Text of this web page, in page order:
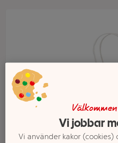
Vi jobbar
Vi använder kakor (cookies)